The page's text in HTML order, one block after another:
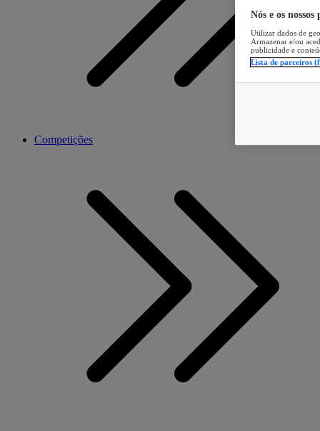
Competições
Nós e os
Utilizar dados de
Armazenar e/ou
publicidade e
Lista de parceiros